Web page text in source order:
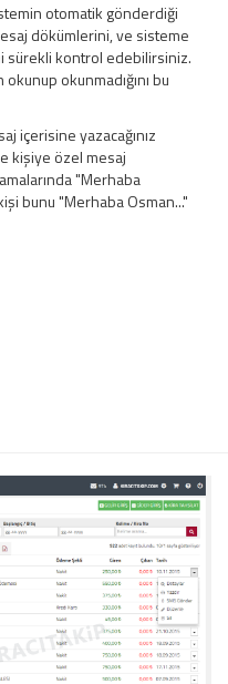
otomatik gönderdiği
dökümlerini, ve sisteme
kontrol edebilirsiniz.
okunmadığını bu
içerisine yazacağınız
kişiye özel mesaj
"Merhaba
bunu "Merhaba Osman..."